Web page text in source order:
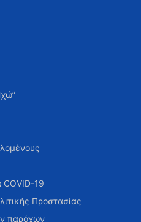
COVID-19
Προστασίας
παρόχων